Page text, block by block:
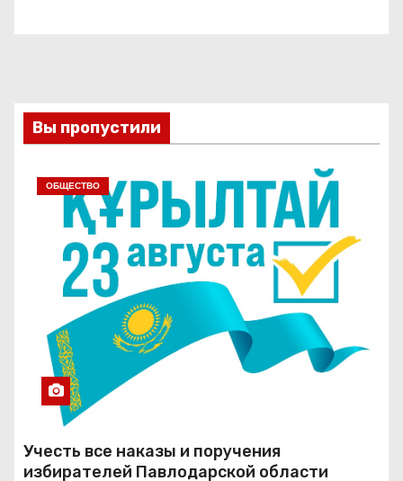
Вы пропустили
ОБЩЕСТВО
Учесть все наказы и поручения
избирателей Павлодарской области